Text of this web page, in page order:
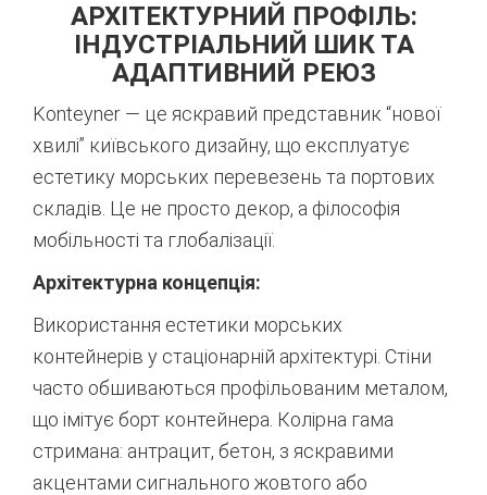
АРХІТЕКТУРНИЙ ПРОФІЛЬ:
ІНДУСТРІАЛЬНИЙ ШИК ТА
АДАПТИВНИЙ РЕЮЗ
Konteyner — це яскравий представник “нової
хвилі” київського дизайну, що експлуатує
естетику морських перевезень та портових
складів. Це не просто декор, а філософія
мобільності та глобалізації.
Архітектурна концепція:
Використання естетики морських
контейнерів у стаціонарній архітектурі. Стіни
часто обшиваються профільованим металом,
що імітує борт контейнера. Колірна гама
стримана: антрацит, бетон, з яскравими
акцентами сигнального жовтого або